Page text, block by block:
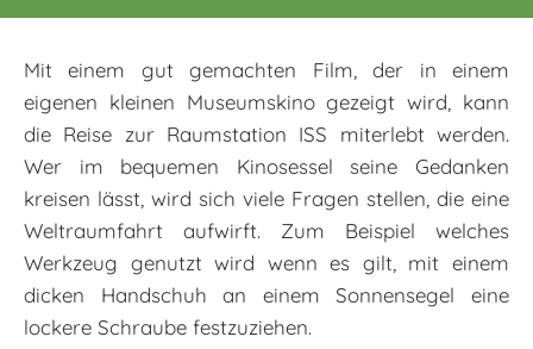
Mit einem gut gemachten Film, der in einem
eigenen kleinen Museumskino gezeigt wird, kann
die Reise zur Raumstation ISS miterlebt werden.
Wer im bequemen Kinosessel seine Gedanken
kreisen lässt, wird sich viele Fragen stellen, die eine
Weltraumfahrt aufwirft. Zum Beispiel welches
Werkzeug genutzt wird wenn es gilt, mit einem
dicken Handschuh an einem Sonnensegel eine
lockere Schraube festzuziehen.